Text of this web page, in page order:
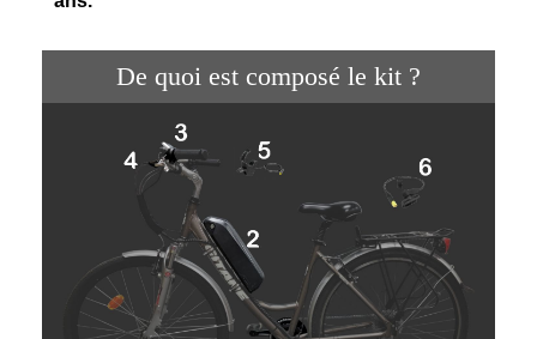
De quoi est composé le kit ?